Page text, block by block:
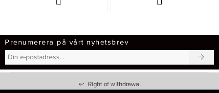
Prenumerera på vårt nyhetsbrev
↩ Right of withdrawal